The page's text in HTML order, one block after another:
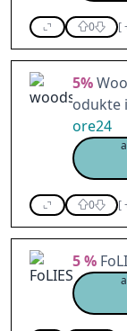
0 [
5%
odukte
ore24
0 [
5 %